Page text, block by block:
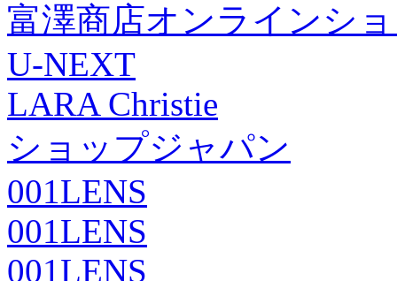
富澤商店オンラインシ
U-NEXT
LARA Christie
ショップジャパン
001LENS
001LENS
001LENS